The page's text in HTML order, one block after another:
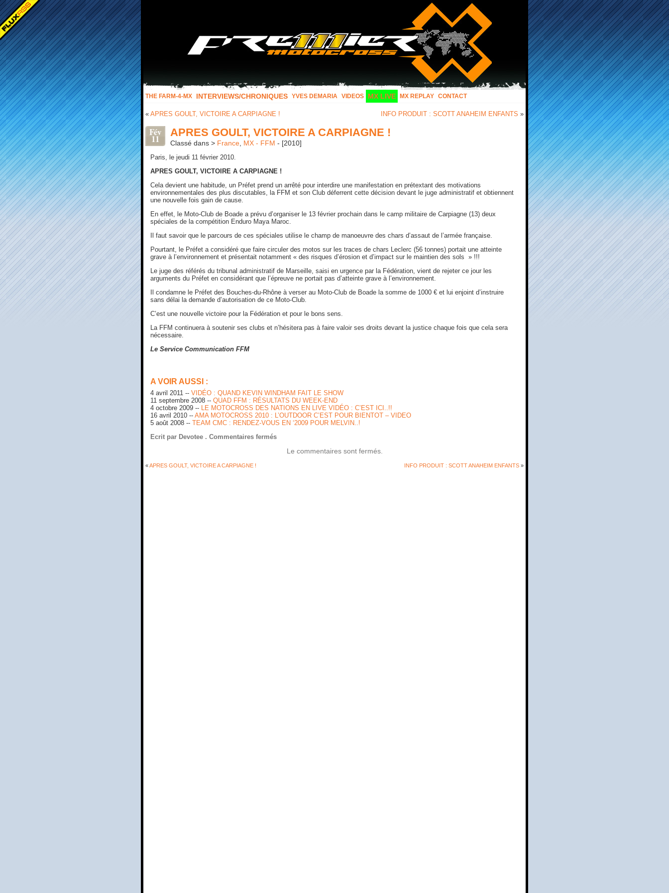
THE FARM-4-MX INTERVIEWS/CHRONIQUES YVES DEMARIA VIDEOS MX LIVE MX REPLAY CONTACT
« APRES GOULT, VICTOIRE A CARPIAGNE ! INFO PRODUIT : SCOTT ANAHEIM ENFANTS »
Fév
11
APRES GOULT, VICTOIRE A CARPIAGNE !
Classé dans > France MX - FFM - [2010]
Paris, le jeudi 11 février 2010.
APRES GOULT, VICTOIRE A CARPIAGNE !
Cela devient une habitude, un Préfet prend un arrêté pour interdire une manifestation en prétextant des motivations
environnementales des plus discutables, la FFM et son Club déferrent cette décision devant le juge administratif et obtiennent
une nouvelle fois gain de cause.
En effet, le Moto-Club de Boade a prévu d’organiser le 13 février prochain dans le camp militaire de Carpiagne (13) deux
spéciales de la compétition Enduro Maya Maroc.
Il faut savoir que le parcours de ces spéciales utilise le champ de manoeuvre des chars d’assaut de l’armée française.
Pourtant, le Préfet a considéré que faire circuler des motos sur les traces de chars Leclerc (56 tonnes) portait une atteinte
grave à l’environnement et présentait notamment « des risques d’érosion et d’impact sur le maintien des sols » !!!
Le juge des référés du tribunal administratif de Marseille, saisi en urgence par la Fédération, vient de rejeter ce jour les
arguments du Préfet en considérant que l’épreuve ne portait pas d’atteinte grave à l’environnement.
Il condamne le Préfet des Bouches-du-Rhône à verser au Moto-Club de Boade la somme de 1000 € et lui enjoint d’instruire
sans délai la demande d’autorisation de ce Moto-Club.
C’est une nouvelle victoire pour la Fédération et pour le bons sens.
La FFM continuera à soutenir ses clubs et n’hésitera pas à faire valoir ses droits devant la justice chaque fois que cela sera
nécessaire.
Le Service Communication FFM
A VOIR AUSSI :
4 avril 2011 -- VIDÉO : QUAND KEVIN WINDHAM FAIT LE SHOW
11 septembre 2008 -- QUAD FFM : RÉSULTATS DU WEEK-END
4 octobre 2009 -- LE MOTOCROSS DES NATIONS EN LIVE VIDÉO : C’EST ICI..!!
16 avril 2010 -- AMA MOTOCROSS 2010 : L’OUTDOOR C’EST POUR BIENTOT – VIDEO
5 août 2008 -- TEAM CMC : RENDEZ-VOUS EN ‘2009 POUR MELVIN..!
Ecrit par Devotee . Commentaires ferméssur
GOULT,
Le commentaires sont fermés.
«APRES GOULT, VICTOIRE A CARPIAGNE ! INFO PRODUIT : SCOTT ANAHEIM ENFANTS »